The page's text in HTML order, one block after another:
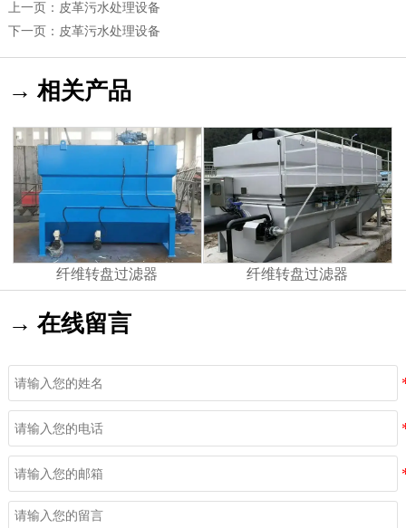
上一页： 皮革污水处理设备
下一页： 皮革污水处理设备
→ 相关产品
纤维转盘过滤器 纤维转盘过滤器
→ 在线留言